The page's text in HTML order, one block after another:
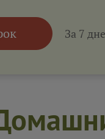
За 7